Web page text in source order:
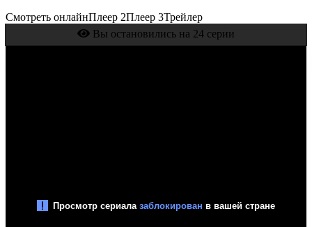
Смотреть онлайнПлеер 2Плеер 3Трейлер
Вы остановились на 24 серии